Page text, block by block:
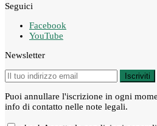
Seguici
Facebook
YouTube
Newsletter
Iscriviti
Puoi annullare l'iscrizione in ogni
info di contatto nelle note legali.